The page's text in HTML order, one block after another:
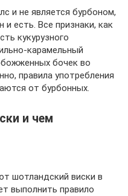
и не является бурбоном,
есть. Все признаки, как
кукурузного
карамельный
бочек во
правила употребления
от бурбонных.
и чем
шотландский виски в
выполнить правило